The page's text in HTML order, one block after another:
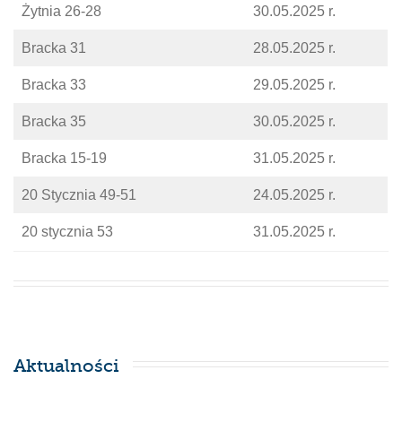
Żytnia 26-28 30.05.2025 r.
Bracka 31 28.05.2025 r.
Bracka 33 29.05.2025 r.
Bracka 35 30.05.2025 r.
Bracka 15-19 31.05.2025 r.
20 Stycznia 49-51 24.05.2025 r.
20 stycznia 53 31.05.2025 r.
Aktualności